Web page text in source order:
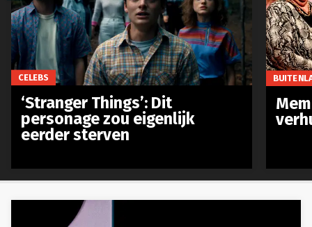
CELEBS
‘Stranger Things’: Dit
personage zou eigenlijk
eerder sterven